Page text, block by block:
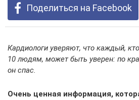
Поделиться на Facebook
Кардиологи уверяют, что каждый,
10 людям, может быть уверен: по
он спас.
Очень ценная информация,